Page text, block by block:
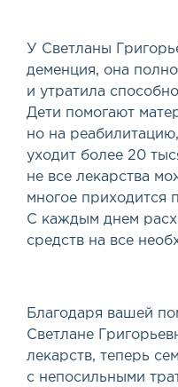
У Светланы
деменция, она
и утратила
Дети помогают
но на
уходит более 20
не все лекарства
многое приходится
С каждым днем
средств на все
Благодаря вашей
Светлане
лекарств, теперь
с непосильными